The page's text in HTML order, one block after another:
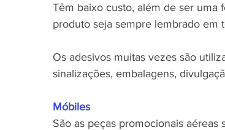
Têm baixo custo, além de ser uma
produto seja sempre lembrado em
Os adesivos muitas vezes são
sinalizações, embalagens,
Móbiles
São as peças promocionais